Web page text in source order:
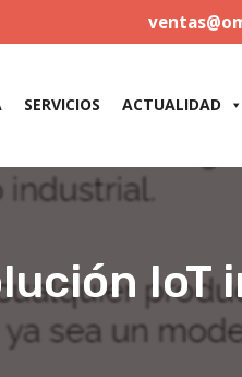
SERVICIOS ACTUALIDAD